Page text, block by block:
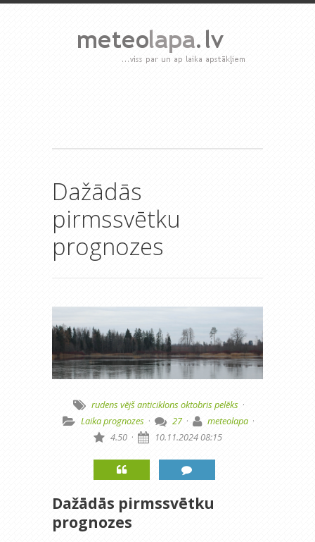
Dažādās
pirmssvētku
prognozes
rudens vējšanticiklons oktobris pelēks ·
Laika prognozes · 27 · meteolapa ·
4.50 · 10.11.2024 08:15
Dažādās pirmssvētku
prognozes